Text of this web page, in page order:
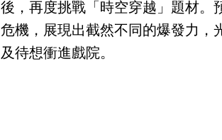
後，再度挑戰「時空穿越」題材。
危機，展現出截然不同的爆發力，
及待想衝進戲院。